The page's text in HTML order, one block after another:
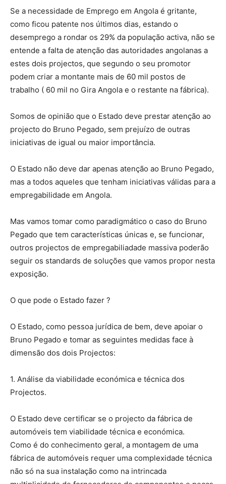
Se a necessidade de Emprego em Angola é gritante,
como ficou patente nos últimos dias, estando o
desemprego a rondar os 29% da população activa, não se
entende a falta de atenção das autoridades angolanas a
estes dois projectos, que segundo o seu promotor
podem criar a montante mais de 60 mil postos de
trabalho ( 60 mil no Gira Angola e o restante na fábrica).
Somos de opinião que o Estado deve prestar atenção ao
projecto do Bruno Pegado, sem prejuízo de outras
iniciativas de igual ou maior importância.
O Estado não deve dar apenas atenção ao Bruno Pegado,
mas a todos aqueles que tenham iniciativas válidas para a
empregabilidade em Angola.
Mas vamos tomar como paradigmático o caso do Bruno
Pegado que tem características únicas e, se funcionar,
outros projectos de empregabiliadade massiva poderão
seguir os standards de soluções que vamos propor nesta
exposição.
O que pode o Estado fazer ?
O Estado, como pessoa jurídica de bem, deve apoiar o
Bruno Pegado e tomar as seguintes medidas face à
dimensão dos dois Projectos:
1. Análise da viabilidade económica e técnica dos
Projectos.
O Estado deve certificar se o projecto da fábrica de
automóveis tem viabilidade técnica e económica.
Como é do conhecimento geral, a montagem de uma
fábrica de automóveis requer uma complexidade técnica
não só na sua instalação como na intrincada